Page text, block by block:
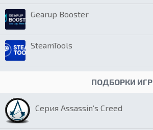
Gearup Booster
SteamTools
ПОДБОРКИ ИГР
Серия Assassin’s Creed